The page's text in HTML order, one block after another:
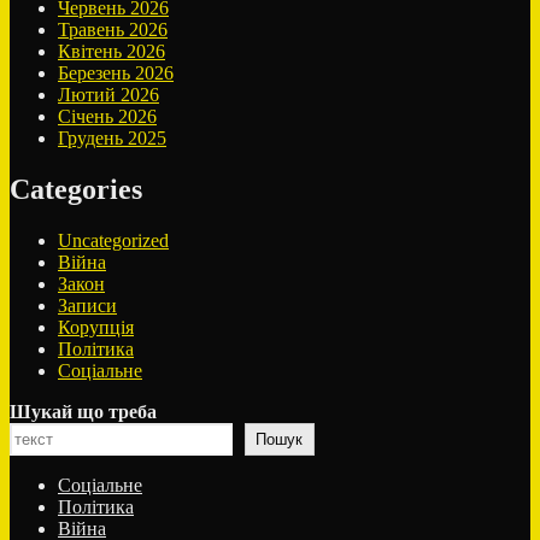
Червень 2026
Травень 2026
Квітень 2026
Березень 2026
Лютий 2026
Січень 2026
Грудень 2025
Categories
Uncategorized
Війна
Закон
Записи
Корупція
Політика
Соціальне
Шукай що треба
Пошук
Соціальне
Політика
Війна